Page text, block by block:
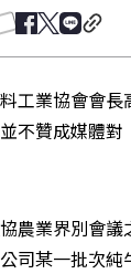
工業協會會長
不贊成媒體對
農業界別會議
司某一批次